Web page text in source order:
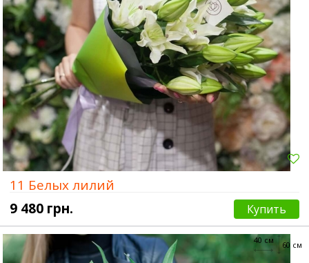
11 Белых лилий
9 480 грн.
Купить
60 см
40 см